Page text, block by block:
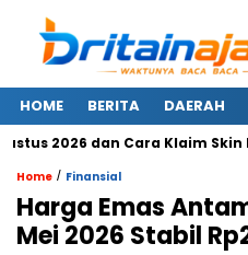
HOME BERITA DAERAH
2026 dan Cara Klaim Skin Luo
Home / Finansial
Harga Emas
Mei 2026 Stabil